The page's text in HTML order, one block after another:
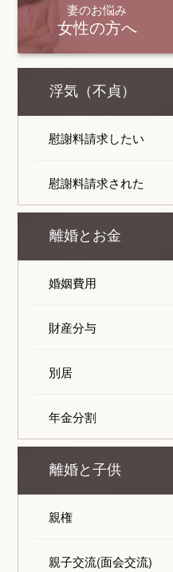
妻のお悩み
女性の方へ
浮気（不貞）
慰謝料請求したい
慰謝料請求された
離婚とお金
婚姻費用
財産分与
別居
年金分割
離婚と子供
親権
親子交流(面会交流)